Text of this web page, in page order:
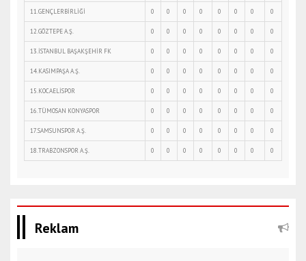
11.GENÇLERBİRLİĞİ 0 0 0 0 0 0 0 0
12.GÖZTEPE A.Ş. 0 0 0 0 0 0 0 0
13.İSTANBUL BAŞAKŞEHİR FK 0 0 0 0 0 0 0 0
14.KASIMPAŞA A.Ş. 0 0 0 0 0 0 0 0
15.KOCAELİSPOR 0 0 0 0 0 0 0 0
16.TÜMOSAN KONYASPOR 0 0 0 0 0 0 0 0
17.SAMSUNSPOR A.Ş. 0 0 0 0 0 0 0 0
18.TRABZONSPOR A.Ş. 0 0 0 0 0 0 0 0
Reklam